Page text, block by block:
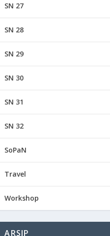
SN 27
SN 28
SN 29
SN 30
SN 31
SN 32
SoPaN
Travel
Workshop
ARSIP